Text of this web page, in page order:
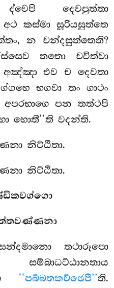
දෙවපුත්තා
අථ කස්මා සූරියසුත්තෙ
න චන්දසුත්තෙති?
තතො චවිත්වා
එව ච දෙවතා
භගවා තං ගාථං
පන තත්ථපි
හොතී’’ති වදන්ති.
නිට්ඨිතා.
නිට්ඨිතා.
තථාරූපො
සම්බාධට්ඨානතාය
‘‘පබ්බතකච්ඡෙපී’’ති.